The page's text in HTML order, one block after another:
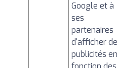
Google et à
ses
partenaires
d'afficher
publicités en